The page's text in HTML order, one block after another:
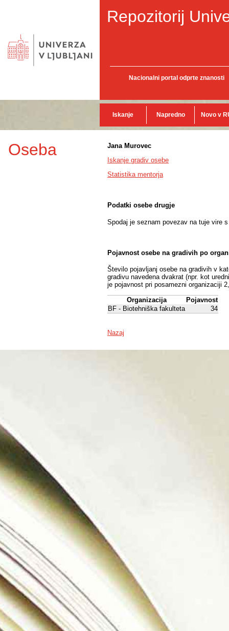
Repozitorij
Nacionalni portal odprte znanosti
Iskanje Napredno Novo v
Oseba
Jana Murovec
Iskanje gradiv osebe
Statistika mentorja
Podatki osebe drugje
Spodaj je seznam povezav na tuje vire
Pojavnost osebe na gradivih po
Število pojavljanj osebe na gradivih v
gradivu navedena dvakrat (npr. kot
je pojavnost pri posamezni organizaciji
Organizacija
Pojavnost
BF - Biotehniška fakulteta
34
Nazaj